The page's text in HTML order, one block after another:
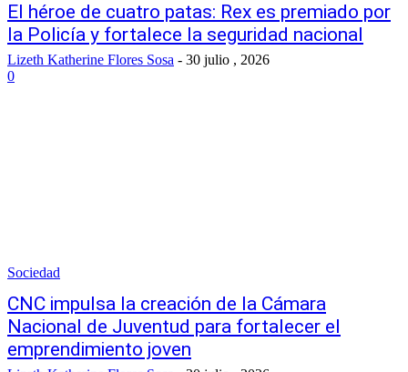
El héroe de cuatro patas: Rex es premiado por
la Policía y fortalece la seguridad nacional
Lizeth Katherine Flores Sosa - 30 julio , 2026
0
Sociedad
CNC impulsa la creación de la Cámara
Nacional de Juventud para fortalecer el
emprendimiento joven